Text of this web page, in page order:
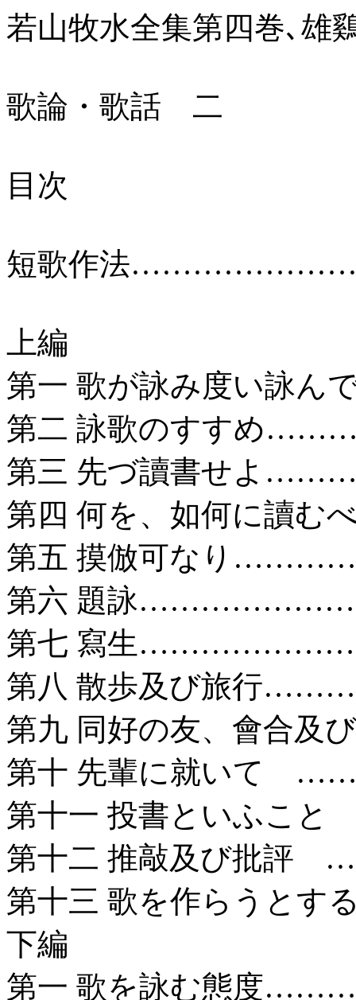
若山牧水全集第四巻､雄
歌論・歌話 二
目次
短歌作法
上編
第一 歌が詠み度い詠
第二 詠歌のすす
第三 先づ讀書せよ
第四 何を、如何に讀
第五 摸倣可なり
第六 題詠
第七 寫生
第八 散歩及び旅行
第九 同好の友、會合
第十 先輩に就い
第十一 投書といふ
第十二 推敲及び批
第十三 歌を作らうとす
下編
第一 歌を詠む態度